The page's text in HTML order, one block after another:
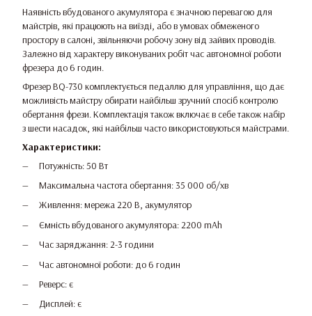
Наявність вбудованого акумулятора є значною перевагою для
майстрів, які працюють на виїзді, або в умовах обмеженого
простору в салоні, звільняючи робочу зону від зайвих проводів.
Залежно від характеру виконуваних робіт час автономної роботи
фрезера до 6 годин.
Фрезер BQ-730 комплектується педаллю для управління, що дає
можливість майстру обирати найбільш зручний спосіб контролю
обертання фрези. Комплектація також включає в себе також набір
з шести насадок, які найбільш часто використовуються майстрами.
Характеристики:
Потужність: 50 Вт
Максимальна частота обертання: 35 000 об/хв
Живлення: мережа 220 В, акумулятор
Ємність вбудованого акумулятора: 2200 mAh
Час заряджання: 2-3 години
Час автономної роботи: до 6 годин
Реверс: є
Дисплей: є